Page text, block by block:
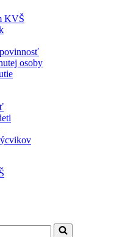
KVŠ
osoby